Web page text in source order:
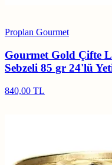
Proplan Gourmet
Gourmet Gold Çifte
Sebzeli 85 gr 24'lü
840,00 TL